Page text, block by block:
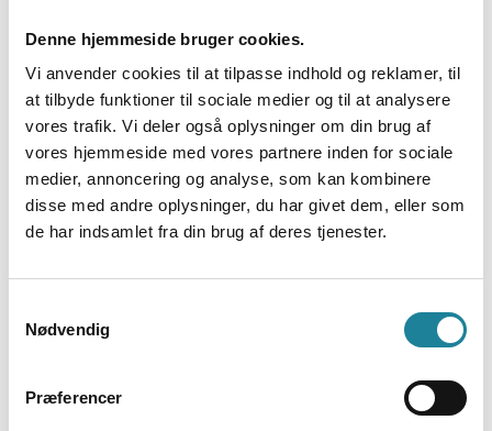
Denne hjemmeside bruger cookies.
Vi anvender cookies til at tilpasse indhold og reklamer, til
at tilbyde funktioner til sociale medier og til at analysere
vores trafik. Vi deler også oplysninger om din brug af
vores hjemmeside med vores partnere inden for sociale
medier, annoncering og analyse, som kan kombinere
disse med andre oplysninger, du har givet dem, eller som
de har indsamlet fra din brug af deres tjenester.
Nødvendig
Præferencer
Connect 3.0
Få adgang til Connect Admin og få adgang
til dokumentationen omkring Connect 3.0.